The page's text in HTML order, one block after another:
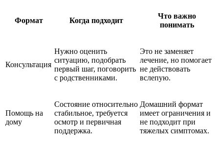
Формат Когда подходит
Что важно
понимать
Консультация
Нужно оценить
ситуацию, подобрать
первый шаг, поговорить
с родственниками.
Это не заменяет
лечение, но помогает
не действовать
вслепую.
Помощь на
дому
Состояние относительно
стабильное, требуется
осмотр и первичная
поддержка.
Домашний формат
имеет ограничения и
не подходит при
тяжелых симптомах.